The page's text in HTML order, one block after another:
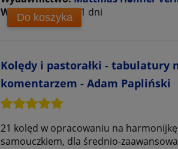
Wysyłka w:10 - 21 dni
Do koszyka
Kolędy i pastorałki - tabulatury
komentarzem - Adam Papliński
21 kolęd w opracowaniu na
samouczkiem, dla średnio-